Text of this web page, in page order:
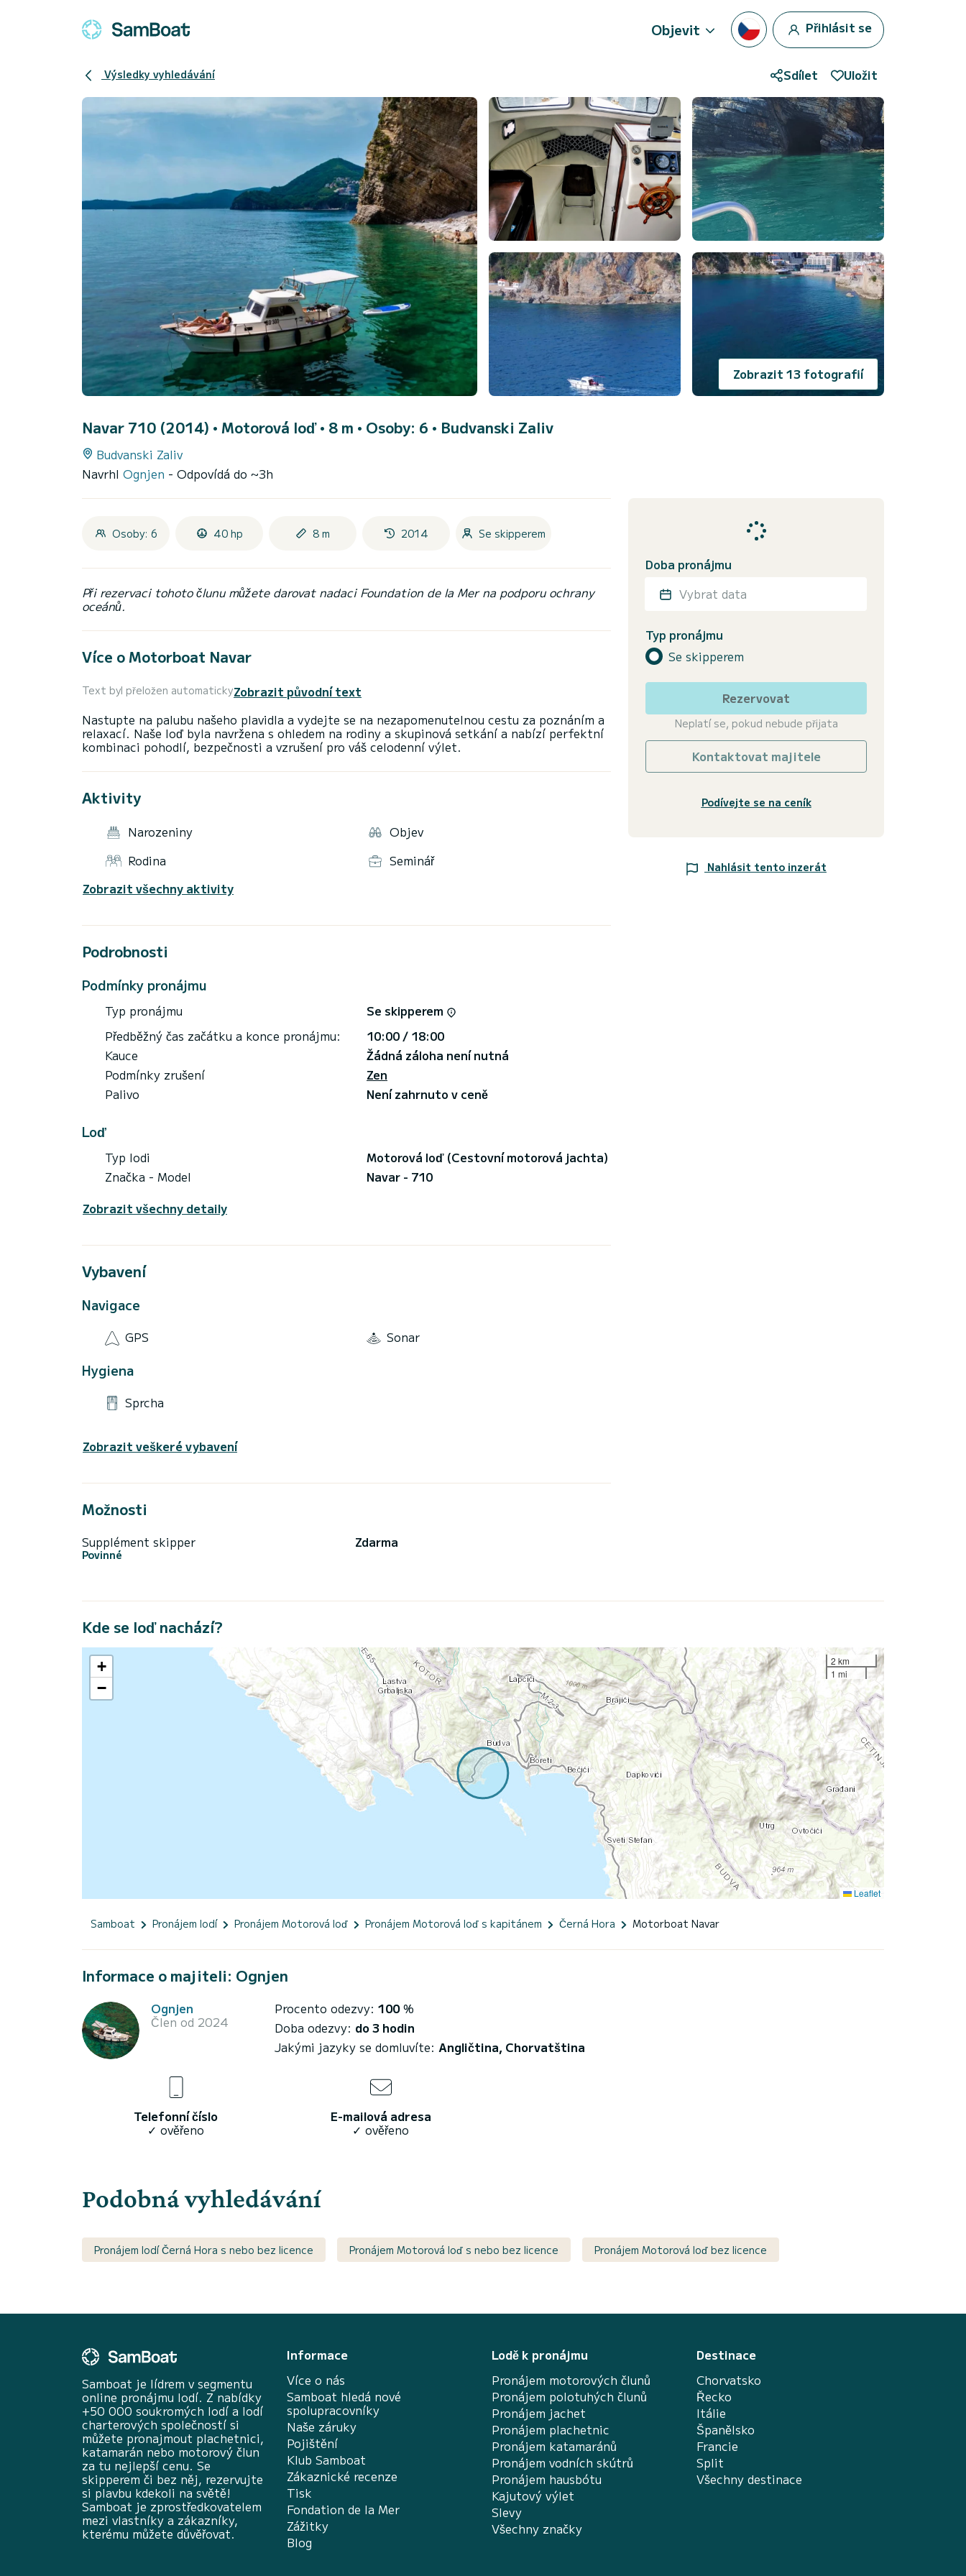
Objevit Přihlásit se
Výsledky vyhledávání Sdílet Uložit
Zobrazit 13 fotografií
Navar 710 (2014) • Motorová loď • 8 m • Osoby: 6 • Budvanski Zaliv
Budvanski Zaliv
Navrhl Ognjen - Odpovídá do ~3h
Osoby: 6 40 hp 8 m 2014 Se skipperem
Při rezervaci tohoto člunu můžete darovat nadaci Foundation de la Mer na podporu ochrany
oceánů.
Více o Motorboat Navar
Text byl přeložen automatickyZobrazit původní text
Nastupte na palubu našeho plavidla a vydejte se na nezapomenutelnou cestu za poznáním a
relaxací. Naše loď byla navržena s ohledem na rodiny a skupinová setkání a nabízí perfektní
Aktivity
Narozeniny
Objev
Rodina
Seminář
Zobrazit všechny aktivity
Podrobnosti
Podmínky pronájmu
Typ pronájmu
Se skipperem
Předběžný čas začátku a konce pronájmu:
10:00 / 18:00
Kauce
Žádná záloha není nutná
Podmínky zrušení
Zen
Palivo
Není zahrnuto v ceně
Loď
Typ lodi
Motorová loď (Cestovní motorová jachta)
Značka - Model
Navar - 710
Zobrazit všechny detaily
Vybavení
Navigace
GPS Sonar
Hygiena
Sprcha
Zobrazit veškeré vybavení
Možnosti
Supplément skipper
Povinné
Zdarma
Doba pronájmu
Vybrat data
Typ pronájmu
Se skipperem
Rezervovat
Neplatí se, pokud nebude přijata
Kontaktovat majitele
Podívejte se na ceník
Nahlásit tento inzerát
Kde se loď nachází?
+
−
2 km
1 mi
Leaflet
Samboat Pronájem lodí Pronájem Motorová loď Pronájem Motorová loď s kapitánem Černá Hora Motorboat Navar
Informace o majiteli: Ognjen
Ognjen
Člen od 2024
Procento odezvy: 100%
Doba odezvy: do 3 hodin
Jakými jazyky se domluvíte: Angličtina, Chorvatština
Telefonní číslo
✓ ověřeno
E-mailová adresa
✓ ověřeno
Podobná vyhledávání
Pronájem lodí Černá Hora s nebo bez licence Pronájem Motorová loď s nebo bez licence Pronájem Motorová loď bez licence
Samboat je lídrem v segmentu
online pronájmu lodí. Z nabídky
+50 000 soukromých lodí a lodí
charterových společností si
můžete pronajmout plachetnici,
katamarán nebo motorový člun
za tu nejlepší cenu. Se
skipperem či bez něj, rezervujte
si plavbu kdekoli na světě!
Samboat je zprostředkovatelem
mezi vlastníky a zákazníky,
kterému můžete důvěřovat.
Informace
Více o nás
Samboat hledá nové
spolupracovníky
Naše záruky
Pojištění
Klub Samboat
Zákaznické recenze
Tisk
Fondation de la Mer
Zážitky
Blog
Lodě k pronájmu
Pronájem motorových člunů
Pronájem polotuhých člunů
Pronájem jachet
Pronájem plachetnic
Pronájem katamaránů
Pronájem vodních skútrů
Pronájem hausbótu
Kajutový výlet
Slevy
Všechny značky
Destinace
Chorvatsko
Řecko
Itálie
Španělsko
Francie
Split
Všechny destinace